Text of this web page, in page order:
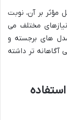
مؤثر بر آن، نوبت
مختلف می
های برجسته و
آگاهانه تر داشته